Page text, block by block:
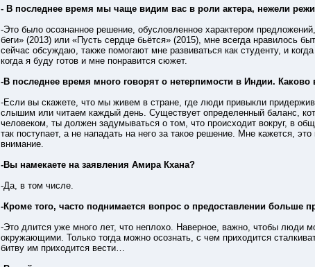
- В последнее время мы чаще видим вас в роли актера, нежели
-Это было осознанное решение, обусловленное характером
беги» (2013) или «Пусть сердце бьётся» (2015), мне всегда нравилось
сейчас обсуждаю, также помогают мне развиваться как студенту, и
когда я буду готов и мне понравится сюжет.
-В последнее время много говорят о нетерпимости в Индии.
-Если вы скажете, что мы живем в стране, где люди привыкли
слышим или читаем каждый день. Существует определенный баланс,
человеком, ты должен задумываться о том, что происходит вокруг, в
так поступает, а не нападать на него за такое решение. Мне кажется,
внимание.
-Вы намекаете на заявления Амира Кхана?
-Да, в том числе.
-Кроме того, часто поднимается вопрос о предоставлении больше
-Это длится уже много лет, что неплохо. Наверное, важно, чтобы люди
окружающими. Только тогда можно осознать, с чем приходится
битву им приходится вести…